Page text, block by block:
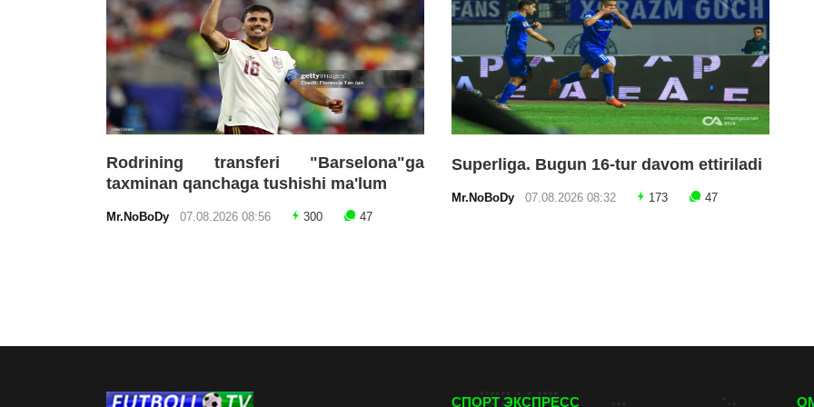
Rodrining transferi "Barselona"ga
taxminan qanchaga tushishi ma'lum
Mr.NoBoDy 07.08.2026 08:56 300 47
Superliga. Bugun 16-tur davom ettiriladi
Mr.NoBoDy 07.08.2026 08:32 173 47
СПОРТ ЭКСПРЕСС